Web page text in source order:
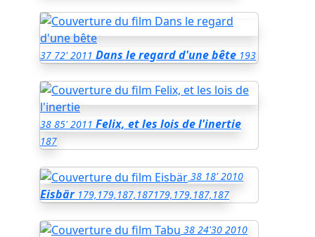
37 72' 2011 Dans le regard d'une bête 193
38 85' 2011 Felix, et les lois de l'inertie
187
38 18' 2010
Eisbär 179,179,187,187179,179,187,187
38 24'30 2010